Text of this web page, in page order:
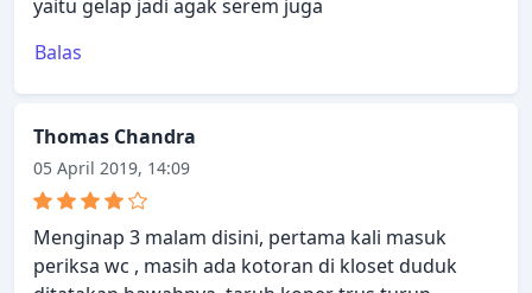
yaitu gelap jadi agak serem juga
Balas
Thomas Chandra
05 April 2019, 14:09
Menginap 3 malam disini, pertama kali masuk
periksa wc , masih ada kotoran di kloset duduk